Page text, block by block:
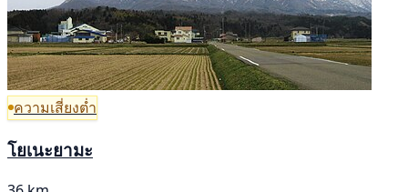
ความเสี่ยงต่ำ
โยเนะยามะ